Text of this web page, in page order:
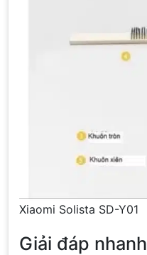
Xiaomi Solista SD-Y01
Giải đáp